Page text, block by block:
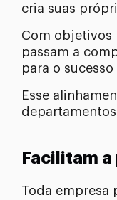
cria suas
Com objetivos
passam a
para o
Esse
Facilitam
Toda empresa